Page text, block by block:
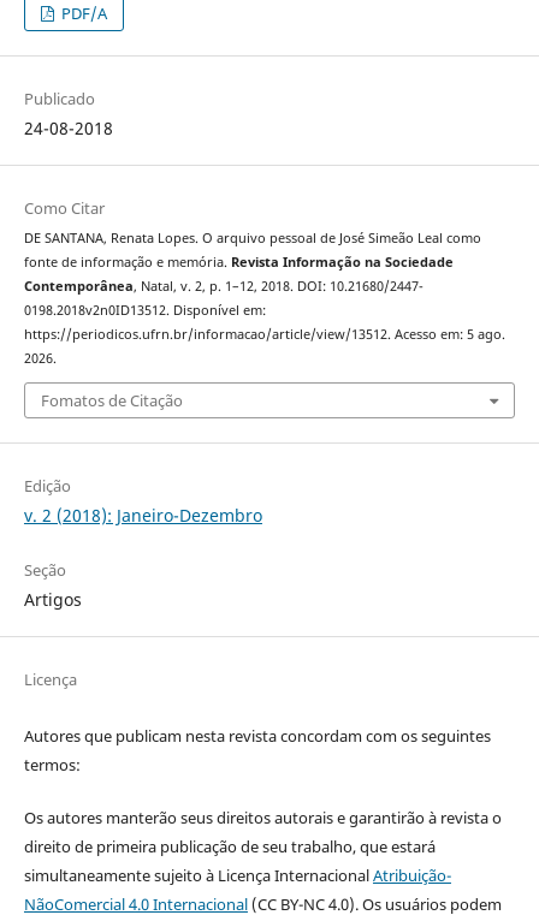
PDF/A
Publicado
24-08-2018
Como Citar
DE SANTANA, Renata Lopes. O arquivo pessoal de José Simeão Leal como
fonte de informação e memória. Revista Informação na Sociedade
Contemporânea, Natal, v. 2, p. 1–12, 2018. DOI: 10.21680/2447-
0198.2018v2n0ID13512. Disponível em:
https://periodicos.ufrn.br/informacao/article/view/13512. Acesso em: 5 ago.
2026.
Fomatos de Citação
Edição
v. 2 (2018): Janeiro-Dezembro
Seção
Artigos
Licença
Autores que publicam nesta revista concordam com os seguintes
termos:
Os autores manterão seus direitos autorais e garantirão à revista o
direito de primeira publicação de seu trabalho, que estará
simultaneamente sujeito à Licença InternacionalAtribuição-
NãoComercial 4.0 Internacional(CC BY-NC 4.0). Os usuários podem